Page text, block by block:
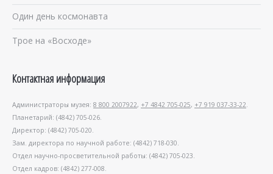
Один день космонавта
Трое на «Восходе»
Контактная информация
Администраторы музея: 8 800 2007922, +7 4842 705-025, +7 919 037-33-22.
Планетарий: (4842) 705-026.
Директор: (4842) 705-020.
Зам. директора по научной работе: (4842) 718-030.
Отдел научно-просветительной работы: (4842) 705-023.
Отдел кадров: (4842) 277-008.